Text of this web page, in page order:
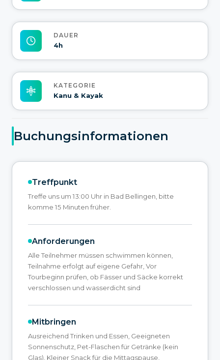
DAUER
4h
KATEGORIE
Kanu & Kayak
Buchungsinformationen
Treffpunkt
Treffe uns um 13:00 Uhr in Bad Bellingen, bitte
komme 15 Minuten früher.
Anforderungen
Alle Teilnehmer müssen schwimmen können,
Teilnahme erfolgt auf eigene Gefahr, Vor
Tourbeginn prüfen, ob Fässer und Säcke korrekt
verschlossen und wasserdicht sind
Mitbringen
Ausreichend Trinken und Essen, Geeigneten
Sonnenschutz, Pet-Flaschen für Getränke (kein
Glas), Kleiner Snack für die Mittagspause,